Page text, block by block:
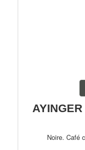
Noire. Café